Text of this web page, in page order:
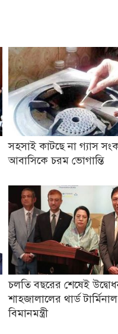
সহসাই কাটছে না গ্যাস
আবাসিকে চরম ভোগান্তি
চলতি বছরের শেষেই
শাহজালালের থার্ড
বিমানমন্ত্রী